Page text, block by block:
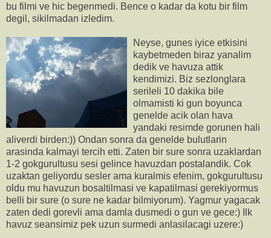
bu filmi ve hic begenmedi. Bence o kadar da kotu bir film
degil, sikilmadan izledim.
Neyse, gunes iyice etkisini
kaybetmeden biraz yanalim
dedik ve havuza attik
kendimizi. Biz sezlonglara
serileli 10 dakika bile
olmamisti ki gun boyunca
genelde acik olan hava
yandaki resimde gorunen hali
aliverdi birden:)) Ondan sonra da genelde bulutlarin
arasinda kalmayi tercih etti. Zaten bir sure sonra uzaklardan
1-2 gokgurultusu sesi gelince havuzdan postalandik. Cok
uzaktan geliyordu sesler ama kuralmis efenim, gokgurultusu
oldu mu havuzun bosaltilmasi ve kapatilmasi gerekiyormus
belli bir sure (o sure ne kadar bilmiyorum). Yagmur yagacak
zaten dedi gorevli ama damla dusmedi o gun ve gece:) Ilk
havuz seansimiz pek uzun surmedi anlasilacagi uzere:)